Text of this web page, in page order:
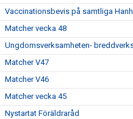
Vaccinationsbevis på samtliga
Matcher vecka 48
Ungdomsverksamheten-
Matcher V47
Matcher V46
Matcher vecka 45
Nystartat Föräldraråd